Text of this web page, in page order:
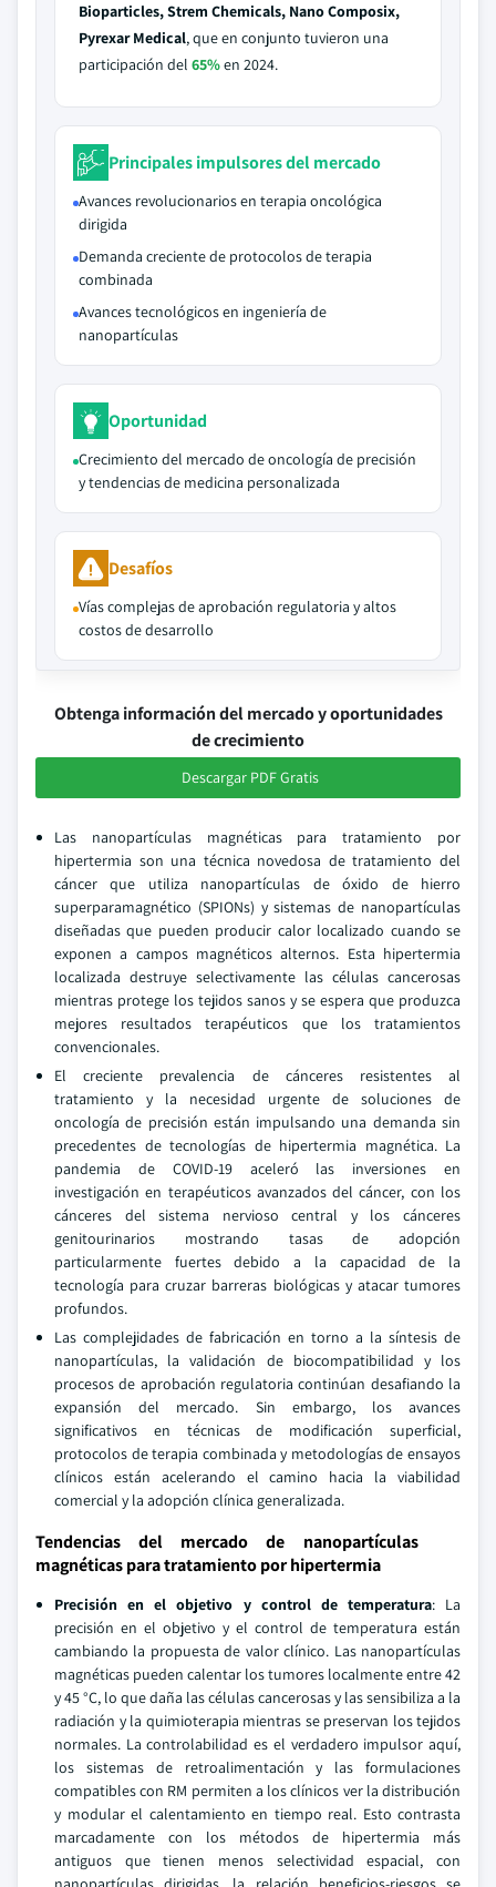
Bioparticles, Strem Chemicals, Nano Composix,
Pyrexar Medical, que en conjunto tuvieron una
participación del 65%en 2024.
Principales impulsores del mercado
Avances revolucionarios en terapia oncológica
dirigida
Demanda creciente de protocolos de terapia
combinada
Avances tecnológicos en ingeniería de
nanopartículas
Oportunidad
Crecimiento del mercado de oncología de precisión
y tendencias de medicina personalizada
Desafíos
Vías complejas de aprobación regulatoria y altos
costos de desarrollo
Obtenga información del mercado y oportunidades
de crecimiento
Descargar PDF Gratis
Las nanopartículas magnéticas para tratamiento por
hipertermia son una técnica novedosa de tratamiento del
cáncer que utiliza nanopartículas de óxido de hierro
superparamagnético (SPIONs) y sistemas de nanopartículas
diseñadas que pueden producir calor localizado cuando se
exponen a campos magnéticos alternos. Esta hipertermia
localizada destruye selectivamente las células cancerosas
mientras protege los tejidos sanos y se espera que produzca
mejores resultados terapéuticos que los tratamientos
convencionales.
El creciente prevalencia de cánceres resistentes al
tratamiento y la necesidad urgente de soluciones de
oncología de precisión están impulsando una demanda sin
precedentes de tecnologías de hipertermia magnética. La
pandemia de COVID-19 aceleró las inversiones en
investigación en terapéuticos avanzados del cáncer, con los
cánceres del sistema nervioso central y los cánceres
genitourinarios mostrando tasas de adopción
particularmente fuertes debido a la capacidad de la
tecnología para cruzar barreras biológicas y atacar tumores
profundos.
Las complejidades de fabricación en torno a la síntesis de
nanopartículas, la validación de biocompatibilidad y los
procesos de aprobación regulatoria continúan desafiando la
expansión del mercado. Sin embargo, los avances
significativos en técnicas de modificación superficial,
protocolos de terapia combinada y metodologías de ensayos
clínicos están acelerando el camino hacia la viabilidad
comercial y la adopción clínica generalizada.
Tendencias del mercado de nanopartículas
magnéticas para tratamiento por hipertermia
Precisión en el objetivo y control de temperatura: La
precisión en el objetivo y el control de temperatura están
cambiando la propuesta de valor clínico. Las nanopartículas
magnéticas pueden calentar los tumores localmente entre 42
y 45 °C, lo que daña las células cancerosas y las sensibiliza a la
radiación y la quimioterapia mientras se preservan los tejidos
normales. La controlabilidad es el verdadero impulsor aquí,
los sistemas de retroalimentación y las formulaciones
compatibles con RM permiten a los clínicos ver la distribución
y modular el calentamiento en tiempo real. Esto contrasta
marcadamente con los métodos de hipertermia más
antiguos que tienen menos selectividad espacial, con